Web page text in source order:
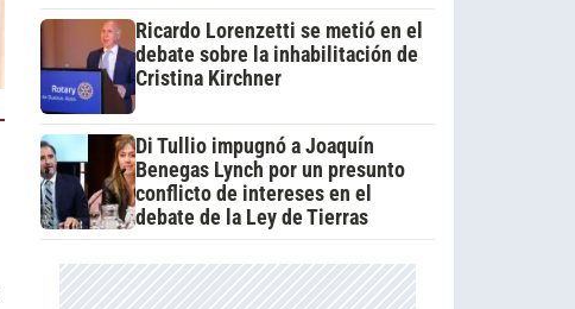
Ricardo Lorenzetti se metió en el
debate sobre la inhabilitación de
Cristina Kirchner
Di Tullio impugnó a Joaquín
Benegas Lynch por un presunto
conflicto de intereses en el
debate de la Ley de Tierras